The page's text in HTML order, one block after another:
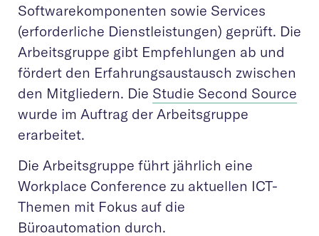
Softwarekomponenten sowie Services
(erforderliche Dienstleistungen) geprüft. Die
Arbeitsgruppe gibt Empfehlungen ab und
fördert den Erfahrungsaustausch zwischen
den Mitgliedern. Die Studie Second Source
wurde im Auftrag der Arbeitsgruppe
erarbeitet.
Die Arbeitsgruppe führt jährlich eine
Workplace Conference zu aktuellen ICT-
Themen mit Fokus auf die
Büroautomation durch.